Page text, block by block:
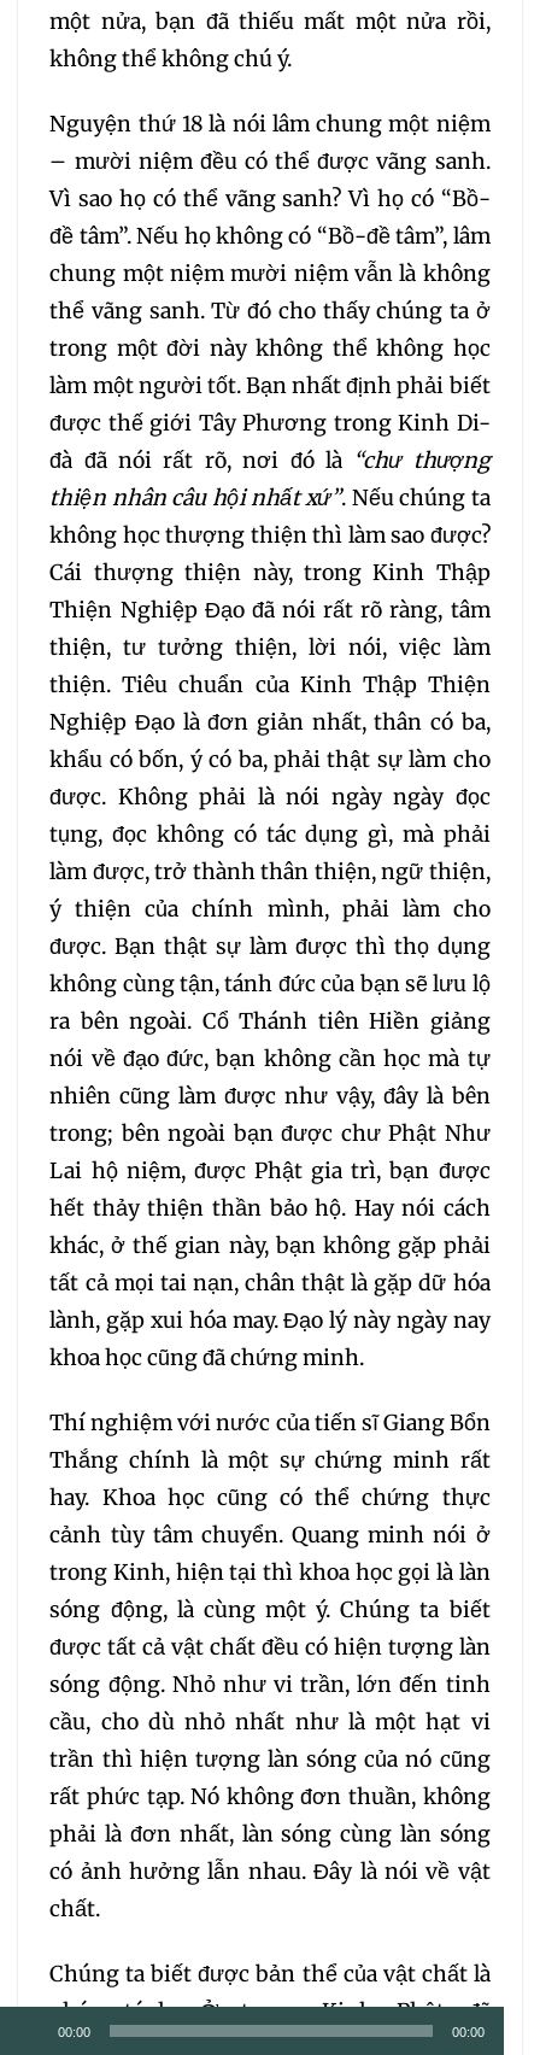
Trình00:00 00:00
một nửa, bạn đã thiếu mất một nửa rồi,
không thể không chú ý.
Nguyện thứ 18 là nói lâm chung một niệm
– mười niệm đều có thể được vãng sanh.
Vì sao họ có thể vãng sanh? Vì họ có “Bồ-
đề tâm”. Nếu họ không có “Bồ-đề tâm”, lâm
chung một niệm mười niệm vẫn là không
thể vãng sanh. Từ đó cho thấy chúng ta ở
trong một đời này không thể không học
làm một người tốt. Bạn nhất định phải biết
được thế giới Tây Phương trong Kinh Di-
đà đã nói rất rõ, nơi đó là “chư thượng
thiện nhân câu hội nhất xứ”. Nếu chúng ta
không học thượng thiện thì làm sao được?
Cái thượng thiện này, trong Kinh Thập
Thiện Nghiệp Đạo đã nói rất rõ ràng, tâm
thiện, tư tưởng thiện, lời nói, việc làm
thiện. Tiêu chuẩn của Kinh Thập Thiện
Nghiệp Đạo là đơn giản nhất, thân có ba,
khẩu có bốn, ý có ba, phải thật sự làm cho
được. Không phải là nói ngày ngày đọc
tụng, đọc không có tác dụng gì, mà phải
làm được, trở thành thân thiện, ngữ thiện,
ý thiện của chính mình, phải làm cho
được. Bạn thật sự làm được thì thọ dụng
không cùng tận, tánh đức của bạn sẽ lưu lộ
ra bên ngoài. Cổ Thánh tiên Hiền giảng
nói về đạo đức, bạn không cần học mà tự
nhiên cũng làm được như vậy, đây là bên
trong; bên ngoài bạn được chư Phật Như
Lai hộ niệm, được Phật gia trì, bạn được
hết thảy thiện thần bảo hộ. Hay nói cách
khác, ở thế gian này, bạn không gặp phải
tất cả mọi tai nạn, chân thật là gặp dữ hóa
lành, gặp xui hóa may. Đạo lý này ngày nay
khoa học cũng đã chứng minh.
Thí nghiệm với nước của tiến sĩ Giang Bổn
Thắng chính là một sự chứng minh rất
hay. Khoa học cũng có thể chứng thực
cảnh tùy tâm chuyển. Quang minh nói ở
trong Kinh, hiện tại thì khoa học gọi là làn
sóng động, là cùng một ý. Chúng ta biết
được tất cả vật chất đều có hiện tượng làn
sóng động. Nhỏ như vi trần, lớn đến tinh
cầu, cho dù nhỏ nhất như là một hạt vi
trần thì hiện tượng làn sóng của nó cũng
rất phức tạp. Nó không đơn thuần, không
phải là đơn nhất, làn sóng cùng làn sóng
có ảnh hưởng lẫn nhau. Đây là nói về vật
chất.
Chúng ta biết được bản thể của vật chất là
pháp tánh. Ở trong Kinh Phật đã